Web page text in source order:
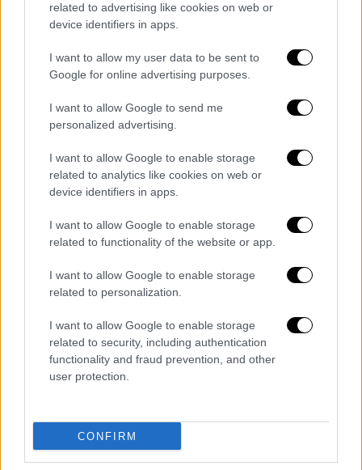
related to advertising like cookies on web or
device identifiers in apps.
I want to allow my user data to be sent to
Google for online advertising purposes.
I want to allow Google to send me
personalized advertising.
I want to allow Google to enable storage
related to analytics like cookies on web or
device identifiers in apps.
I want to allow Google to enable storage
related to functionality of the website or app.
I want to allow Google to enable storage
related to personalization.
I want to allow Google to enable storage
related to security, including authentication
functionality and fraud prevention, and other
user protection.
CONFIRM
Δημήτρης Παπαδημητρίου: Όταν
μαγείρεψε κόκορα αλανιάρη στη
Μιρέλλα Παπαοικονόμου
Η Μιρέλλα Παπαοικονόμου και ο Δημήτρης
Παπαδημητρίου μοιράστηκαν απολαυστικές
την «Αναστασία» στην ομώνυμη σειρά
ΑΛΛΑ #TAGS